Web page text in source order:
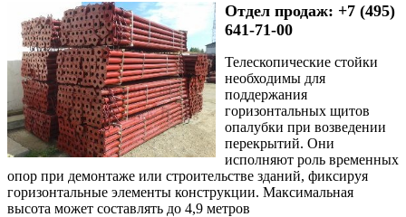
Отдел продаж: +7 (495)
641-71-00
Телескопические стойки
необходимы для
поддержания
горизонтальных щитов
опалубки при возведении
перекрытий. Они
исполняют роль временных
опор при демонтаже или строительстве зданий, фиксируя
горизонтальные элементы конструкции. Максимальная
высота может составлять до 4,9 метров